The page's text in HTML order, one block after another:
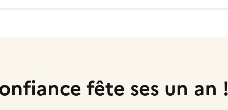
fête ses un an !